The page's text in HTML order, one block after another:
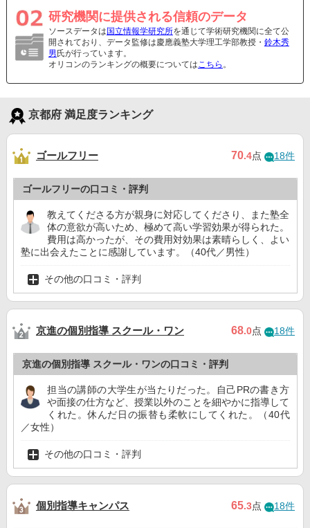
研究機関に提供される信頼のデータ
ソースデータは 国立情報学研究所を通じて学術研究機関に全て公
開されており、データ監修は慶應義塾大学理工学部教授・ 鈴木秀
男 氏が行っています。
オリコンのランキングの概要についてはこちら 。
京都府 満足度ランキング
ゴールフリー 70.4点 18件
ゴールフリーの口コミ・評判
教えてくださる方が親身に対応してくださり、また塾全
体の意欲が高いため、極めて高い学習効果が得られた。
費用は高かったが、その費用対効果は素晴らしく、よい
塾に出会えたことに感謝しています。（40代／男性）
その他の口コミ・評判
京進の個別指導 スクール・ワン 68.0点 18件
京進の個別指導 スクール・ワンの口コミ・評判
担当の講師の大学生が当たりだった。自己PRの書き方
や面接の仕方など、授業以外のことを細やかに指導して
くれた。休んだ日の振替も柔軟にしてくれた。（40代
／女性）
その他の口コミ・評判
個別指導キャンパス 65.3点 18件